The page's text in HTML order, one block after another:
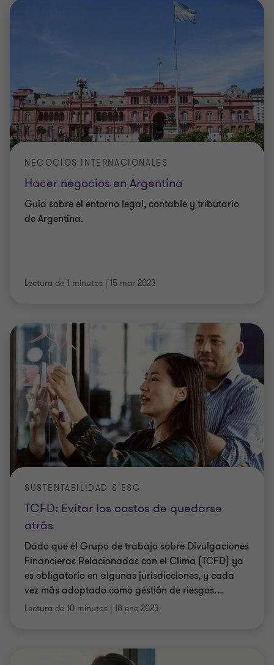
Hacer negocios en Argentina
NEGOCIOS INTERNACIONALES
Guía sobre el entorno legal, contable y tributario
de Argentina.
Lectura de 1 minutos | 15 mar 2023
TCFD: Evitar los costos de quedarse
atrás
SUSTENTABILIDAD & ESG
Dado que el Grupo de trabajo sobre Divulgaciones
Financieras Relacionadas con el Clima (TCFD) ya
es obligatorio en algunas jurisdicciones, y cada
vez más adoptado como gestión de riesgos…
Lectura de 10 minutos | 18 ene 2023